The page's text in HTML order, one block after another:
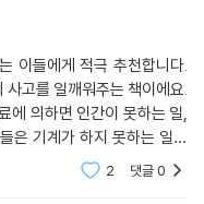
이들에게 적극 추천합니다.
고를 일깨워주는 책이에요.
에 의하면 인간이 못하는 일,
은 기계가 하지 못하는 일을
게 합니다. 실제로 10여년
2 댓글0